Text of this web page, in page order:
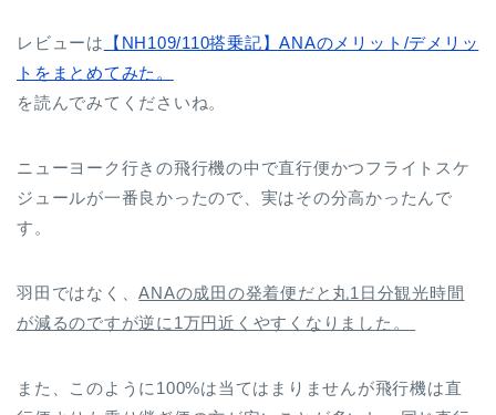
レビューは
【NH109/110搭乗記】ANAのメリット/デメリッ
トをまとめてみた。
を読んでみてくださいね。
ニューヨーク行きの飛行機の中で直行便かつフライトスケ
ジュールが一番良かったので、実はその分高かったんで
す。
羽田ではなく、ANAの成田の発着便だと 丸1日分観光時間
が減るのですが逆に1万円近くやすくなりました。
また、このように100%は当てはまりませんが飛行機は直